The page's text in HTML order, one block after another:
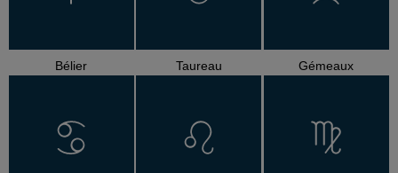
Bélier Taureau Gémeaux